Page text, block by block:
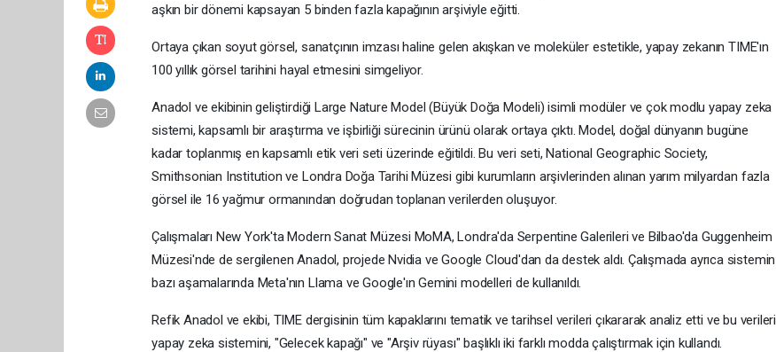
aşkın bir dönemi kapsayan 5 binden fazla kapağının arşiviyle eğitti.
Ortaya çıkan soyut görsel, sanatçının imzası haline gelen akışkan ve moleküler estetikle, yapay zekanın TIME'ın
100 yıllık görsel tarihini hayal etmesini simgeliyor.
Anadol ve ekibinin geliştirdiği Large Nature Model (Büyük Doğa Modeli) isimli modüler ve çok modlu yapay zeka
sistemi, kapsamlı bir araştırma ve işbirliği sürecinin ürünü olarak ortaya çıktı. Model, doğal dünyanın bugüne
kadar toplanmış en kapsamlı etik veri seti üzerinde eğitildi. Bu veri seti, National Geographic Society,
Smithsonian Institution ve Londra Doğa Tarihi Müzesi gibi kurumların arşivlerinden alınan yarım milyardan fazla
görsel ile 16 yağmur ormanından doğrudan toplanan verilerden oluşuyor.
Çalışmaları New York'ta Modern Sanat Müzesi MoMA, Londra'da Serpentine Galerileri ve Bilbao'da Guggenheim
Müzesi'nde de sergilenen Anadol, projede Nvidia ve Google Cloud'dan da destek aldı. Çalışmada ayrıca sistemin
bazı aşamalarında Meta'nın Llama ve Google'ın Gemini modelleri de kullanıldı.
Refik Anadol ve ekibi, TIME dergisinin tüm kapaklarını tematik ve tarihsel verileri çıkararak analiz etti ve bu verileri
yapay zeka sistemini, "Gelecek kapağı" ve "Arşiv rüyası" başlıklı iki farklı modda çalıştırmak için kullandı.